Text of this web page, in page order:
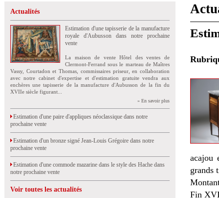
Actualités
Estimation d'une tapisserie de la manufacture
royale d'Aubusson dans notre prochaine
vente
La maison de vente Hôtel des ventes de
Clermont-Ferrand sous le marteau de Maîtres
Vassy, Courtadon et Thomas, commissaires priseur, en collaboration
avec notre cabinet d'expertise et d'estimation gratuite vendra aux
enchères une tapisserie de la manufacture d'Aubusson de la fin du
XVIIe siècle figurant...
» En savoir plus
Estimation d'une paire d'appliques néoclassique dans notre
prochaine vente
Estimation d'un bronze signé Jean-Louis Grégoire dans notre
prochaine vente
Estimation d'une commode mazarine dans le style des Hache dans
notre prochaine vente
Voir toutes les actualités
acajou
grands
Fin